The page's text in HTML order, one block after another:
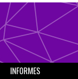
INFORMES